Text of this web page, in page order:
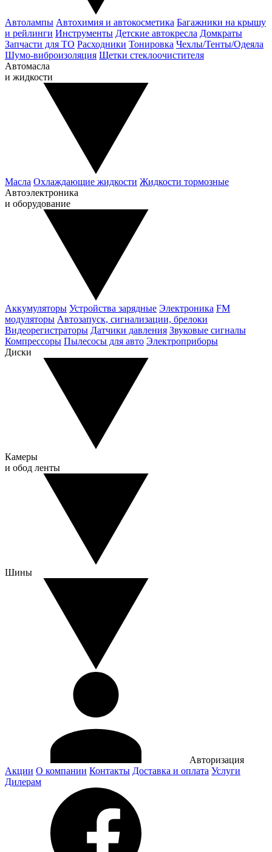
Автолампы Автохимия и автокосметика Багажники на крышу
и рейлинги Инструменты Детские автокресла Домкраты
Запчасти для ТО Расходники Тонировка Чехлы/Тенты/Одеяла
Шумо-виброизоляция Щетки стеклоочистителя
Автомасла
и жидкости
Масла Охлаждающие жидкости Жидкости тормозные
Автоэлектроника
и оборудование
Аккумуляторы Устройства зарядные Электроника FM
модуляторы Автозапуск, сигнализации, брелоки
Видеорегистраторы Датчики давления Звуковые сигналы
Компрессоры Пылесосы для авто Электроприборы
Диски
Камеры
и обод ленты
Шины
Авторизация
Акции О компании Контакты Доставка и оплата Услуги
Дилерам